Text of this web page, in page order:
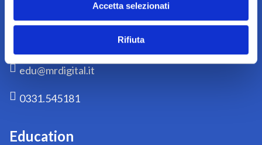
Accetta selezionati
Rifiuta
Via Liguria 76/78
20025 Legnano
edu@mrdigital.it
0331.545181
Education